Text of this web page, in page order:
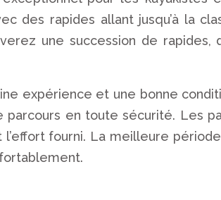
des rapides allant jusqu’à la
une succession de
expérience et une bonne
en toute sécurité. Les
fourni. La meilleure